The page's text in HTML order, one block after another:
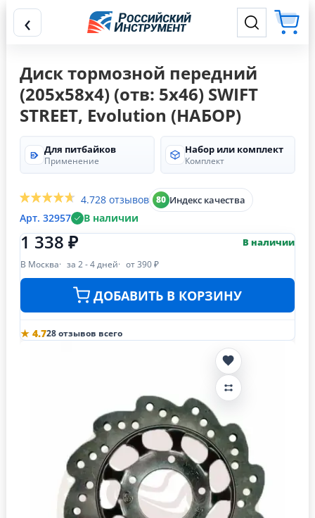
‹
Диск тормозной передний
(205х58х4) (отв: 5х46) SWIFT
STREET, Evolution (НАБОР)
Для питбайков
Применение
Набор или комплект
Комплект
4.728 отзывов 80 Индекс качества
Арт. 32957 В наличии
1 338 ₽ В наличии
В Москва за 2 - 4 дней от 390 ₽
ДОБАВИТЬ В КОРЗИНУ
★ 4.728 отзывов всего